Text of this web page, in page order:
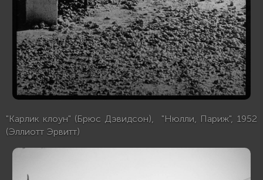
"Карлик клоун" (Брюс Дэвидсон), "Нюлли, Париж", 1952
(Эллиотт Эрвитт)